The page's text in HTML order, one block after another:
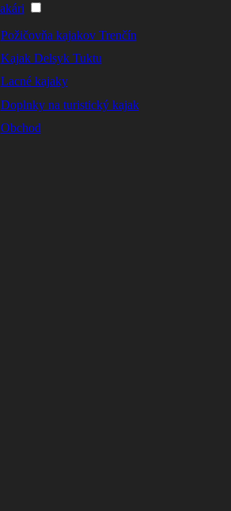
Požičovňa kajakov Trenčín
Kajak Delsyk Tuktu
Lacné kajaky
Doplnky na turistický kajak
Obchod